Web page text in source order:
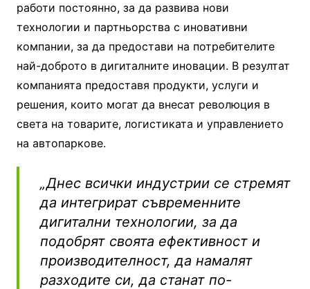
работи постоянно, за да развива нови
технологии и партньорства с иновативни
компании, за да предостави на потребителите
най-доброто в дигиталните иновации. В резултат
компанията предоставя продукти, услуги и
решения, които могат да внесат революция в
света на товарите, логистиката и управлението
на автопаркове.
„Днес всички индустрии се стремят
да интегрират съвременните
дигитални технологии, за да
подобрят своята ефективност и
производителност, да намалят
разходите си, да станат по-